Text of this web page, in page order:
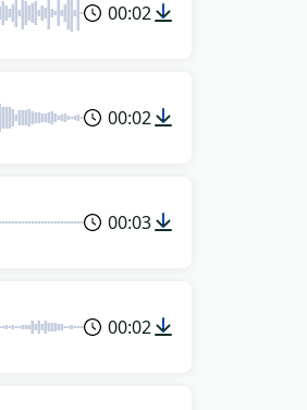
00:02
00:02
00:03
00:02